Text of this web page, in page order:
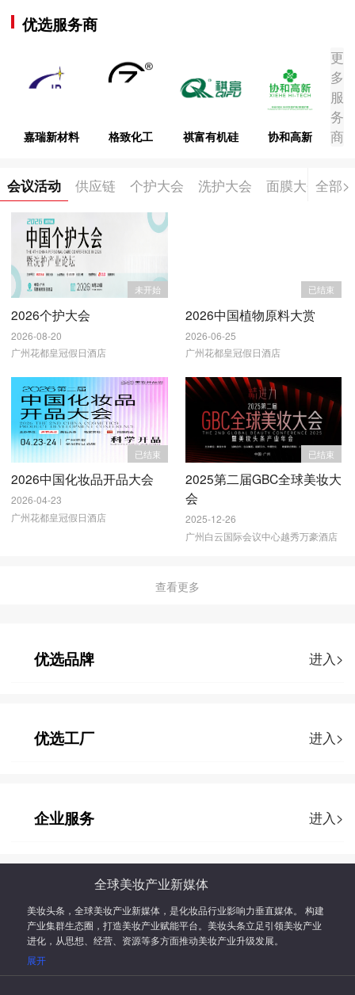
优选服务商
嘉瑞新材料 格致化工 祺富有机硅 协和高新
更
多
服
务
商
会议活动 供应链 个护大会 洗护大会 面膜大会 中
全部>
未开始
2026个护大会
2026-08-20
广州花都皇冠假日酒店
已结束
2026中国植物原料大赏
2026-06-25
广州花都皇冠假日酒店
已结束
2026中国化妆品开品大会
2026-04-23
广州花都皇冠假日酒店
已结束
2025第二届GBC全球美妆大
会
2025-12-26
广州白云国际会议中心越秀万豪酒店
查看更多
优选品牌 进入>
优选工厂 进入>
企业服务 进入>
全球美妆产业新媒体
美妆头条，全球美妆产业新媒体，是化妆品行业影响力垂直媒体。 构建
产业集群生态圈，打造美妆产业赋能平台。美妆头条立足引领美妆产业
进化，从思想、经营、资源等多方面推动美妆产业升级发展。
展开